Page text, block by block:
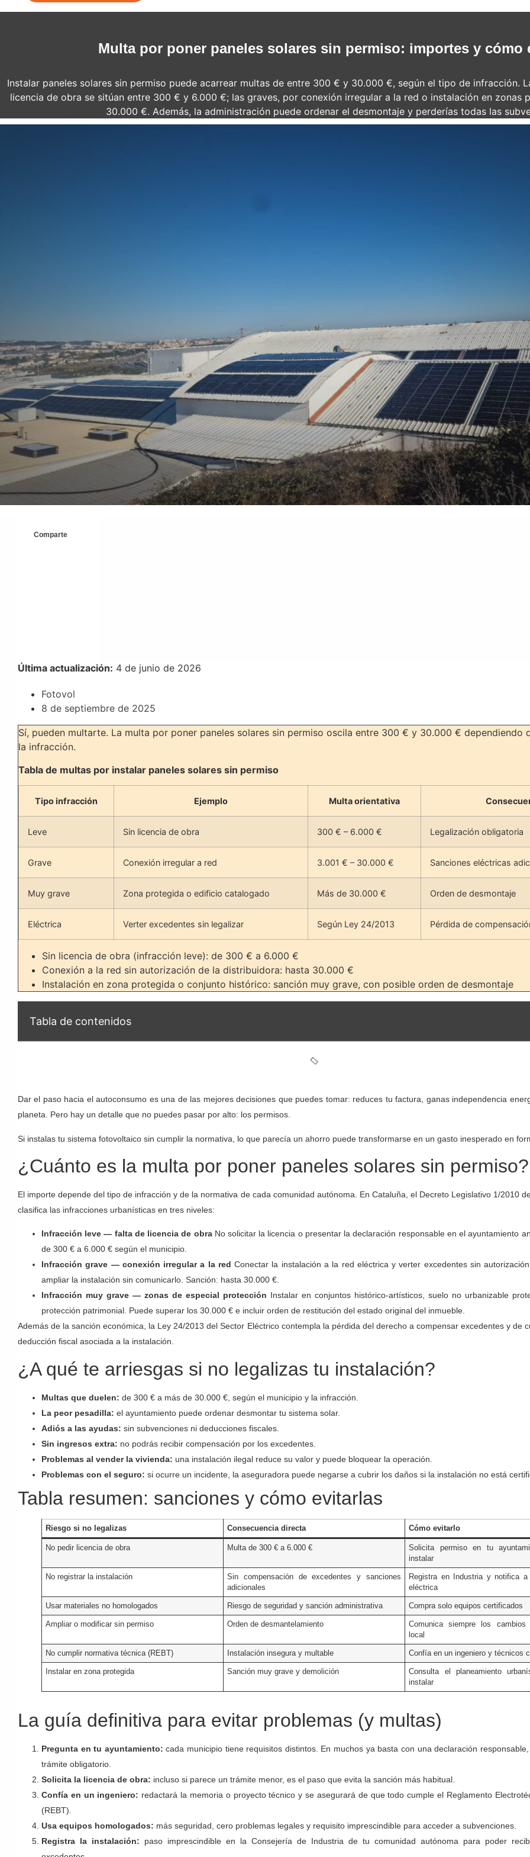
Multa por poner paneles solares sin permiso: importes y cómo
Instalar paneles solares sin permiso puede acarrear multas de entre 300 € y 30.000 €, según el tipo de infracción.
licencia de obra se sitúan entre 300 € y 6.000 €; las graves, por conexión irregular a la red o instalación en zonas
30.000 €. Además, la administración puede ordenar el desmontaje y perderías todas las
Comparte
Última actualización: 4 de junio de 2026
Fotovol
8 de septiembre de 2025
Sí, pueden multarte. La multa por poner paneles solares sin permiso oscila entre 300 € y 30.000 € dependiendo
la infracción.
Tabla de multas por instalar paneles solares sin permiso
Tipo infracción Ejemplo Multa orientativa
Leve Sin licencia de obra 300 € – 6.000 € Legalización obligatoria
Grave Conexión irregular a red 3.001 € – 30.000 € Sanciones eléctricas
Muy grave Zona protegida o edificio catalogado Más de 30.000 € Orden de desmontaje
Eléctrica Verter excedentes sin legalizar Según Ley 24/2013 Pérdida de
Sin licencia de obra (infracción leve): de 300 € a 6.000 €
Conexión a la red sin autorización de la distribuidora: hasta 30.000 €
Instalación en zona protegida o conjunto histórico: sanción muy grave, con posible orden de desmontaje
Tabla de contenidos
Dar el paso hacia el autoconsumo es una de las mejores decisiones que puedes tomar: reduces tu factura, ganas independencia
planeta. Pero hay un detalle que no puedes pasar por alto: los permisos.
Si instalas tu sistema fotovoltaico sin cumplir la normativa, lo que parecía un ahorro puede transformarse en un gasto inesperado en
¿Cuánto es la multa por poner paneles solares sin permiso?
El importe depende del tipo de infracción y de la normativa de cada comunidad autónoma. En Cataluña, el Decreto Legislativo 1/2010
clasifica las infracciones urbanísticas en tres niveles:
Infracción leve — falta de licencia de obraNo solicitar la licencia o presentar la declaración responsable en el ayuntamiento
de 300 € a 6.000 € según el municipio.
Infracción grave — conexión irregular a la red Conectar la instalación a la red eléctrica y verter excedentes sin
ampliar la instalación sin comunicarlo. Sanción: hasta 30.000 €.
Infracción muy grave — zonas de especial protección Instalar en conjuntos histórico-artísticos, suelo no urbanizable
protección patrimonial. Puede superar los 30.000 € e incluir orden de restitución del estado original del inmueble.
Además de la sanción económica, la Ley 24/2013 del Sector Eléctrico contempla la pérdida del derecho a compensar excedentes y de
deducción fiscal asociada a la instalación.
¿A qué te arriesgas si no legalizas tu instalación?
Multas que duelen: de 300 € a más de 30.000 €, según el municipio y la infracción.
La peor pesadilla: el ayuntamiento puede ordenar desmontar tu sistema solar.
Adiós a las ayudas: sin subvenciones ni deducciones fiscales.
Sin ingresos extra: no podrás recibir compensación por los excedentes.
Problemas al vender la vivienda: una instalación ilegal reduce su valor y puede bloquear la operación.
Problemas con el seguro: si ocurre un incidente, la aseguradora puede negarse a cubrir los daños si la instalación no está
Tabla resumen: sanciones y cómo evitarlas
Riesgo si no legalizas Consecuencia directa Cómo evitarlo
No pedir licencia de obra Multa de 300 € a 6.000 €
Solicita permiso en tu
instalar
No registrar la instalación
Sin compensación de excedentes y sanciones
adicionales
Registra en Industria y notifica a
eléctrica
Usar materiales no homologados Riesgo de seguridad y sanción administrativa Compra solo equipos certificados
Ampliar o modificar sin permiso Orden de desmantelamiento
Comunica siempre los
local
No cumplir normativa técnica (REBT) Instalación insegura y multable Confía en un ingeniero y técnicos
Instalar en zona protegida Sanción muy grave y demolición
Consulta el planeamiento
instalar
La guía definitiva para evitar problemas (y multas)
Pregunta en tu ayuntamiento: cada municipio tiene requisitos distintos. En muchos ya basta con una declaración
trámite obligatorio.
Solicita la licencia de obra: incluso si parece un trámite menor, es el paso que evita la sanción más habitual.
Confía en un ingeniero: redactará la memoria o proyecto técnico y se asegurará de que todo cumple el Reglamento
(REBT).
Usa equipos homologados: más seguridad, cero problemas legales y requisito imprescindible para acceder a subvenciones.
Registra la instalación: paso imprescindible en la Consejería de Industria de tu comunidad autónoma para poder